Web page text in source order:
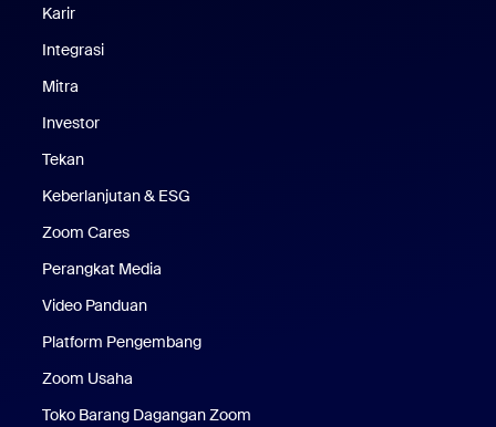
Karir
Integrasi
Mitra
Investor
Tekan
Keberlanjutan & ESG
Zoom Cares
Perangkat Media
Video Panduan
Platform Pengembang
Zoom Usaha
Toko Barang Dagangan Zoom